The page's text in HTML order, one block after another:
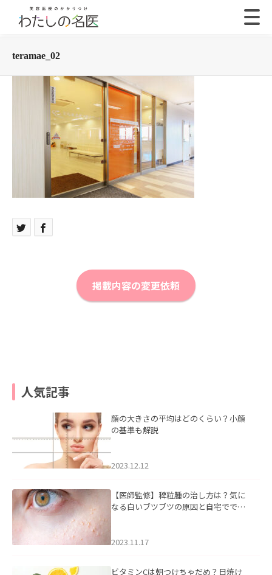
teramae_02
掲載内容の変更依頼
人気記事
顔の大きさの平均はどのくらい？小顔
の基準も解説
2023.12.12
【医師監修】稗粒腫の治し方は？気に
なる白いブツブツの原因と自宅ででき
2023.11.17
ビタミンCは朝つけちゃだめ？日焼け